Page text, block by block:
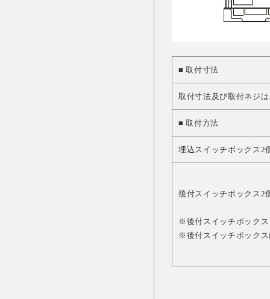
■ 取付寸法
取付寸法及び取付ネジ
■ 取付方法
埋込スイッチボックス2
後付スイッチボックス2
※後付スイッチボック
※後付スイッチボック